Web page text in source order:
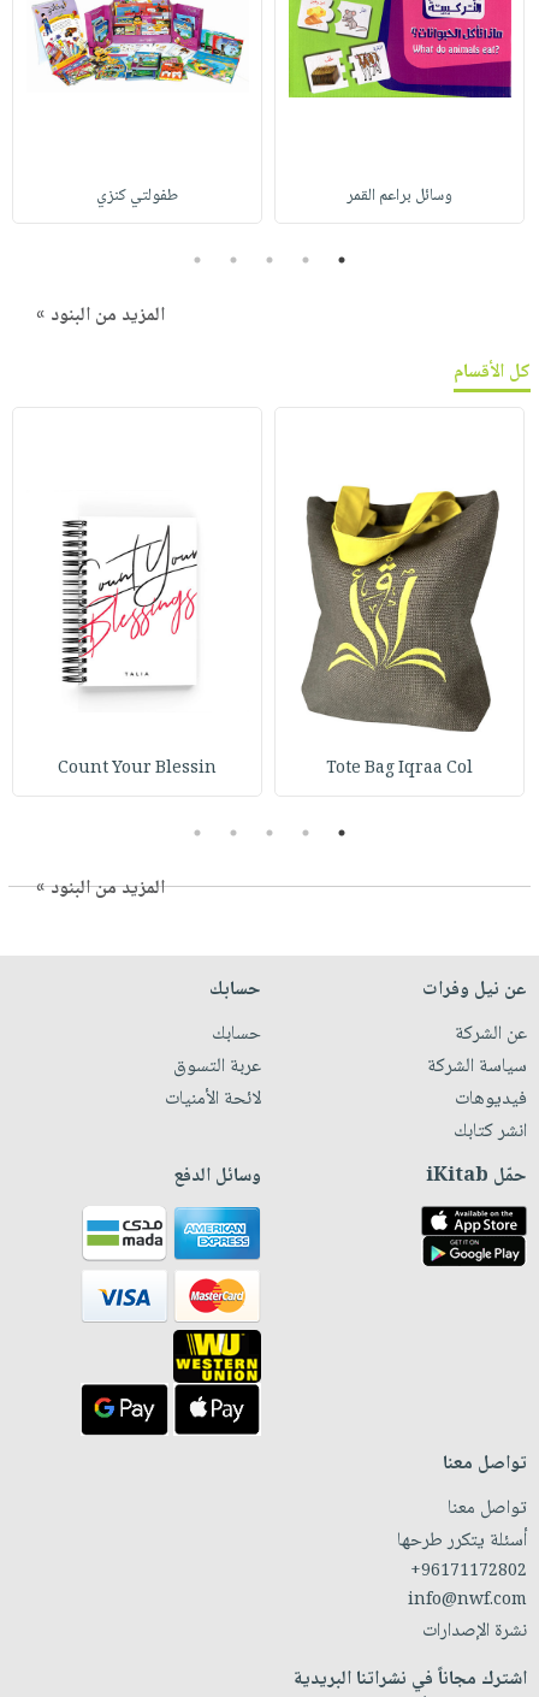
وسائل براعم القمر طفولتي كنزي
1
2
3
4
5
المزيد من البنود »
كل الأقسام
Tote Bag Iqraa Col
Count Your Blessin
1
2
3
4
5
المزيد من البنود »
عن نيل وفرات
عن الشركة
سياسة الشركة
فيديوهات
انشر كتابك
حسابك
حسابك
عربة التسوق
لائحة الأمنيات
حمّل iKitab وسائل الدفع
تواصل معنا
تواصل معنا
أسئلة يتكرر طرحها
+96171172802
info@nwf.com
نشرة الإصدارات
اشترك مجاناً في نشراتنا البريدية